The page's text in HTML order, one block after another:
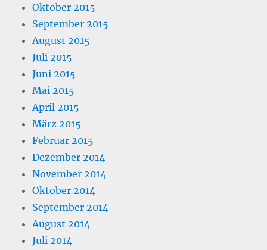
Oktober 2015
September 2015
August 2015
Juli 2015
Juni 2015
Mai 2015
April 2015
März 2015
Februar 2015
Dezember 2014
November 2014
Oktober 2014
September 2014
August 2014
Juli 2014